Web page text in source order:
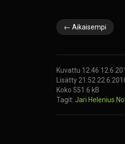
← Aikaisempi
Kuvattu 12:46
Lisätty 21:52
Koko 551.6 kB
Tagit: Jari Helenius